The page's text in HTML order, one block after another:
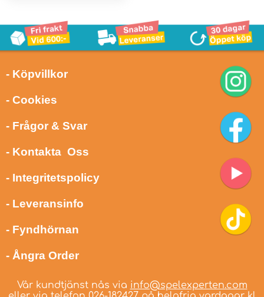
- Köpvillkor
- Cookies
- Frågor & Svar
- Kontakta Oss
- Integritetspolicy
- Leveransinfo
- Fyndhörnan
- Ångra Order
Vår kundtjänst nås via info@spelexperten.com